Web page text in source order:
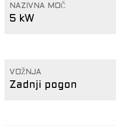
NAZIVNA MOČ
5 kW
VOŽNJA
Zadnji pogon